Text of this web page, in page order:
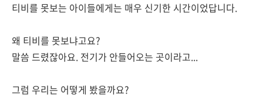
티비를 못보는 아이들에게는 매우 신기한 시간이었답니다.
왜 티비를 못보냐고요?
말씀 드렸잖아요. 전기가 안들어오는 곳이라고...
그럼 우리는 어떻게 봤을까요?